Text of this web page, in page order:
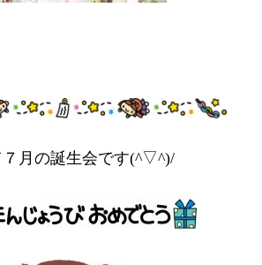
７月の誕生会です(^▽^)/